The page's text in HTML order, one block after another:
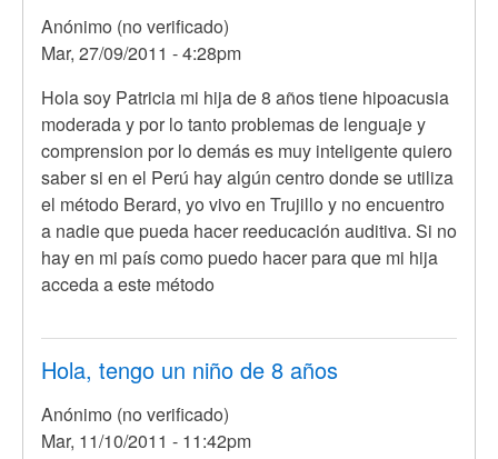
lo
que
Anónimo
(no
verificado)
Anónimo (no verificado)
Mar, 27/09/2011 - 4:28pm
Hola soy Patricia mi hija de 8 años tiene hipoacusia
moderada y por lo tanto problemas de lenguaje y
comprension por lo demás es muy inteligente quiero
saber si en el Perú hay algún centro donde se utiliza
el método Berard, yo vivo en Trujillo y no encuentro
a nadie que pueda hacer reeducación auditiva. Si no
hay en mi país como puedo hacer para que mi hija
acceda a este método
Hola, tengo un niño de 8 años
Anónimo (no verificado)
Mar, 11/10/2011 - 11:42pm